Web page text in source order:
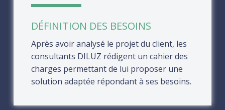
DÉFINITION DES BESOINS
Après avoir analysé le projet du client, les
consultants DILUZ rédigent un cahier des
charges permettant de lui proposer une
solution adaptée répondant à ses besoins.